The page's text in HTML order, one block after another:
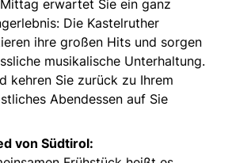
erwartet Sie ein ganz
Die Kastelruther
ihre großen Hits und sorgen
musikalische Unterhaltung.
kehren Sie zurück zu Ihrem
Abendessen auf Sie
von Südtirol: